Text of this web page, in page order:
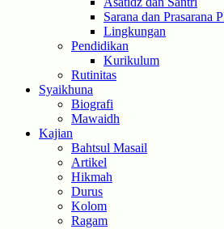
Sarana dan Prasarana
Lingkungan
Pendidikan
Kurikulum
Rutinitas
Syaikhuna
Biografi
Mawaidh
Kajian
Bahtsul Masail
Artikel
Hikmah
Durus
Kolom
Ragam